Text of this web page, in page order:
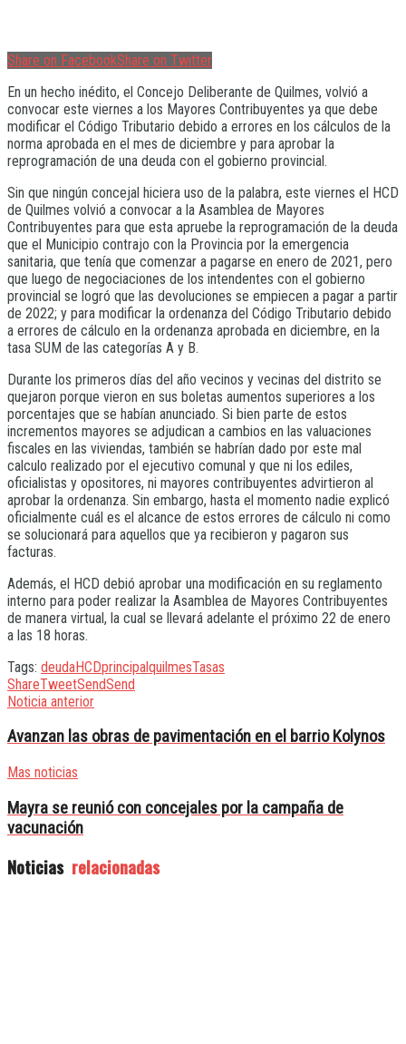
Share on FacebookShare on Twitter
En un hecho inédito, el Concejo Deliberante de Quilmes, volvió a
convocar este viernes a los Mayores Contribuyentes ya que debe
modificar el Código Tributario debido a errores en los cálculos de la
norma aprobada en el mes de diciembre y para aprobar la
reprogramación de una deuda con el gobierno provincial.
Sin que ningún concejal hiciera uso de la palabra, este viernes el HCD
de Quilmes volvió a convocar a la Asamblea de Mayores
Contribuyentes para que esta apruebe la reprogramación de la deuda
que el Municipio contrajo con la Provincia por la emergencia
sanitaria, que tenía que comenzar a pagarse en enero de 2021, pero
que luego de negociaciones de los intendentes con el gobierno
provincial se logró que las devoluciones se empiecen a pagar a partir
de 2022; y para modificar la ordenanza del Código Tributario debido
a errores de cálculo en la ordenanza aprobada en diciembre, en la
tasa SUM de las categorías A y B.
Durante los primeros días del año vecinos y vecinas del distrito se
quejaron porque vieron en sus boletas aumentos superiores a los
porcentajes que se habían anunciado. Si bien parte de estos
incrementos mayores se adjudican a cambios en las valuaciones
fiscales en las viviendas, también se habrían dado por este mal
calculo realizado por el ejecutivo comunal y que ni los ediles,
oficialistas y opositores, ni mayores contribuyentes advirtieron al
aprobar la ordenanza. Sin embargo, hasta el momento nadie explicó
oficialmente cuál es el alcance de estos errores de cálculo ni como
se solucionará para aquellos que ya recibieron y pagaron sus
facturas.
Además, el HCD debió aprobar una modificación en su reglamento
interno para poder realizar la Asamblea de Mayores Contribuyentes
de manera virtual, la cual se llevará adelante el próximo 22 de enero
a las 18 horas.
Tags: deudaHCDprincipalquilmesTasas
ShareTweetSendSend
Noticia anterior
Avanzan las obras de pavimentación en el barrio Kolynos
Mas noticias
Mayra se reunió con concejales por la campaña de
vacunación
Noticias relacionadas